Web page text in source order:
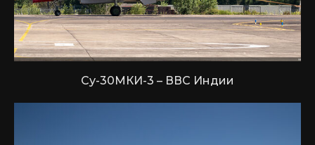
Су-30МКИ-3 – ВВС Индии